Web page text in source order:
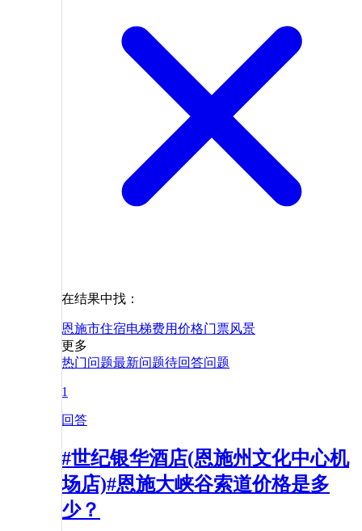
在结果中找：
恩施市住宿电梯费用价格门票风景
更多
热门问题最新问题待回答问题
1
回答
#世纪银华酒店(恩施州文化中心机
场店)#恩施大峡谷索道价格是多
少？